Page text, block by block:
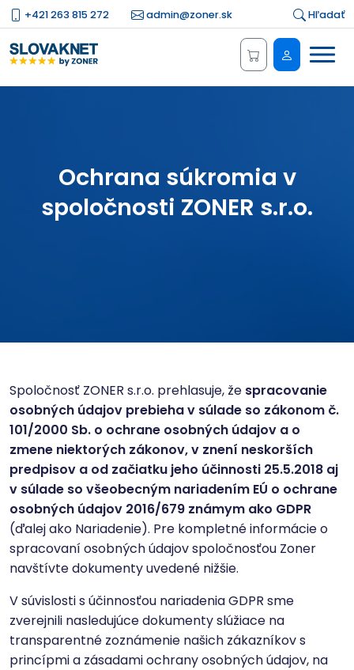
+421 263 815 272 admin@zoner.sk Hľadať
Menu
Ochrana súkromia v
spoločnosti ZONER s.r.o.
Spoločnosť ZONER s.r.o. prehlasuje, že spracovanie
osobných údajov prebieha v súlade so zákonom č.
101/2000 Sb. o ochrane osobných údajov a o
zmene niektorých zákonov, v znení neskorších
predpisov a od začiatku jeho účinnosti 25.5.2018 aj
v súlade so všeobecným nariadením EÚ o ochrane
osobných údajov 2016/679 známym ako GDPR
(ďalej ako Nariadenie). Pre kompletné informácie o
spracovaní osobných údajov spoločnosťou Zoner
navštívte dokumenty uvedené nižšie.
V súvislosti s účinnosťou nariadenia GDPR sme
zverejnili nasledujúce dokumenty slúžiace na
transparentné zoznámenie našich zákazníkov s
princípmi a zásadami ochrany osobných údajov, na